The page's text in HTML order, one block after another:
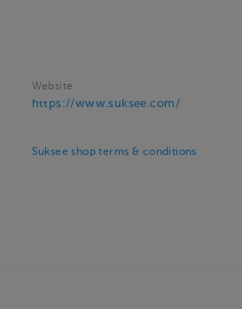
Website
https://www.suksee.com/
Suksee shop terms & conditions